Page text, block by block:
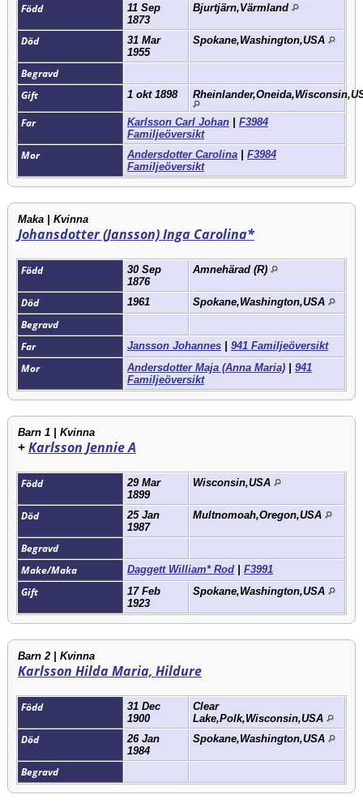
Född
11 Sep
1873
Bjurtjärn,Värmland
Död
31 Mar
1955
Spokane,Washington,USA
Begravd
Gift
1 okt 1898
Far Karlsson Carl Johan | F3984
Familjeöversikt
Mor Andersdotter Carolina | F3984
Familjeöversikt
Maka | Kvinna
Johansdotter (Jansson) Inga Carolina*
Född
30 Sep
1876
Amnehärad (R)
Död 1961 Spokane,Washington,USA
Begravd
Far
Jansson Johannes | 941 Familjeöversikt
Mor Andersdotter Maja (Anna Maria) | 941
Familjeöversikt
Barn 1 | Kvinna
+Karlsson Jennie A
Född
29 Mar
1899
Wisconsin,USA
Död
25 Jan
1987
Multnomoah,Oregon,USA
Begravd
Make/Maka
Daggett William* Rod | F3991
Gift
17 Feb
1923
Spokane,Washington,USA
Barn 2 | Kvinna
Karlsson Hilda Maria, Hildure
Född
31 Dec
1900
Clear
Lake,Polk,Wisconsin,USA
Död
26 Jan
1984
Spokane,Washington,USA
Begravd